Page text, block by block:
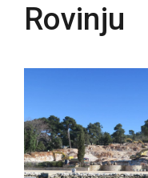
Rovinju